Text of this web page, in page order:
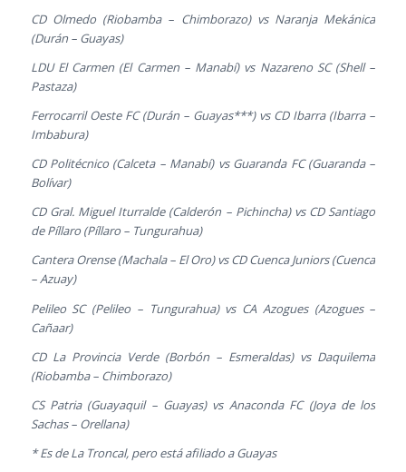
CD Olmedo (Riobamba – Chimborazo) vs Naranja Mekánica
(Durán – Guayas)
LDU El Carmen (El Carmen – Manabí) vs Nazareno SC (Shell –
Pastaza)
Ferrocarril Oeste FC (Durán – Guayas***) vs CD Ibarra (Ibarra –
Imbabura)
CD Politécnico (Calceta – Manabí) vs Guaranda FC (Guaranda –
Bolívar)
CD Gral. Miguel Iturralde (Calderón – Pichincha) vs CD Santiago
de Píllaro (Píllaro – Tungurahua)
Cantera Orense (Machala – El Oro) vs CD Cuenca Juniors (Cuenca
– Azuay)
Pelileo SC (Pelileo – Tungurahua) vs CA Azogues (Azogues –
Cañaar)
CD La Provincia Verde (Borbón – Esmeraldas) vs Daquilema
(Riobamba – Chimborazo)
CS Patria (Guayaquil – Guayas) vs Anaconda FC (Joya de los
Sachas – Orellana)
* Es de La Troncal, pero está afiliado a Guayas